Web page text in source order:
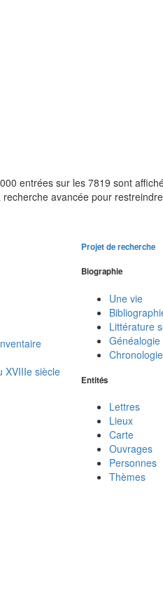
entrées sur les 7819 sont
avancée pour
XVIIIe siècle
Projet de recherche
Biographie
Une vie
Littérature
Généalogie
Chronologie
Entités
Lettres
Lieux
Carte
Ouvrages
Personnes
Thèmes